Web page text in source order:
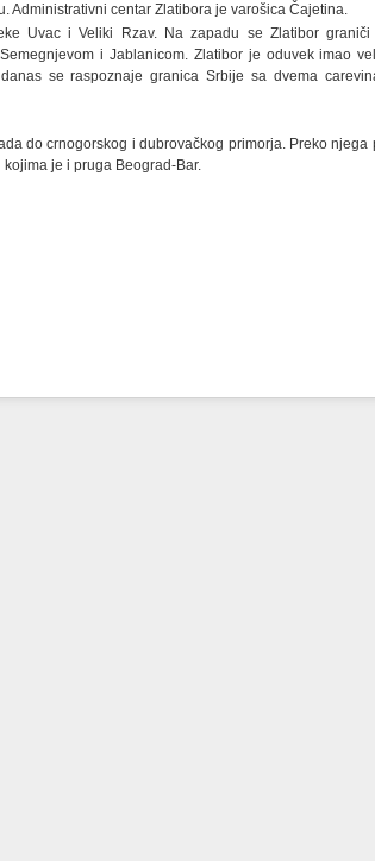
Administrativni centar Zlatibora je varošica Čajetina.
Uvac i Veliki Rzav. Na zapadu se Zlatibor
i Jablanicom. Zlatibor je oduvek imao
se raspoznaje granica Srbije sa dvema
do crnogorskog i dubrovačkog primorja. Preko njega
je i pruga Beograd-Bar.